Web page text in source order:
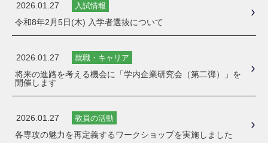
2026.01.27 入試情報
令和8年2月5日(木) 入学者選抜について
2026.01.27 就職・キャリア
将来の進路を考える機会に「学内企業研究会（第二弾）」を
開催します
2026.01.27 教員の活動
各専攻の魅力を再定義するワークショップを実施しました